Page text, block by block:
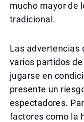
mucho mayor de
tradicional.
Las advertencias
varios partidos
jugarse en
presente un
espectadores.
factores como la